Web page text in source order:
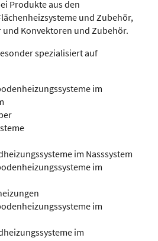
Produkte aus den
und Zubehör,
Konvektoren und Zubehör.
spezialisiert auf
im
im Nasssystem
im
im
im